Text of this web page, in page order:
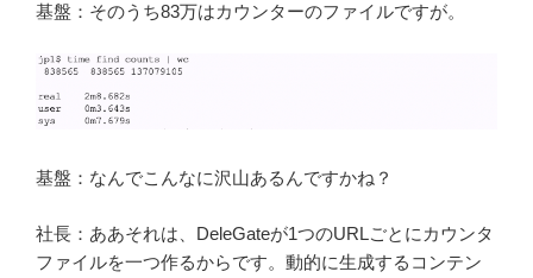
基盤：そのうち83万はカウンターのファイルですが。
基盤：なんでこんなに沢山あるんですかね？
社長：ああそれは、DeleGateが1つのURLごとにカウンタ
ファイルを一つ作るからです。動的に生成するコンテン